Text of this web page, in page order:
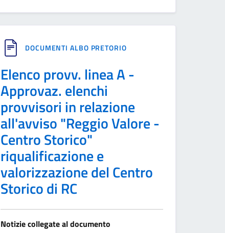
DOCUMENTI ALBO PRETORIO
Elenco provv. linea A -
Approvaz. elenchi
provvisori in relazione
all'avviso "Reggio Valore -
Centro Storico"
riqualificazione e
valorizzazione del Centro
Storico di RC
Notizie collegate al documento